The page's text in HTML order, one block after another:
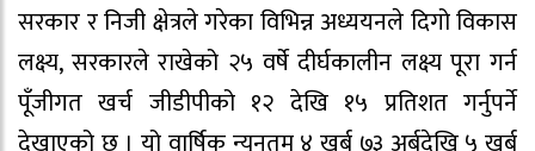
सरकार र निजी क्षेत्रले गरेका विभिन्न अध्ययनले दिगो विकास
लक्ष्य, सरकारले राखेको २५ वर्षे दीर्घकालीन लक्ष्य पूरा गर्न
पूँजीगत खर्च जीडीपीको १२ देखि १५ प्रतिशत गर्नुपर्ने